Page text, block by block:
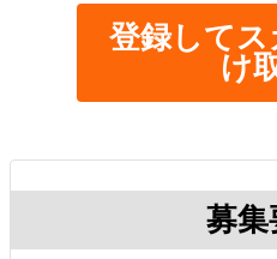
登録して
け
募集